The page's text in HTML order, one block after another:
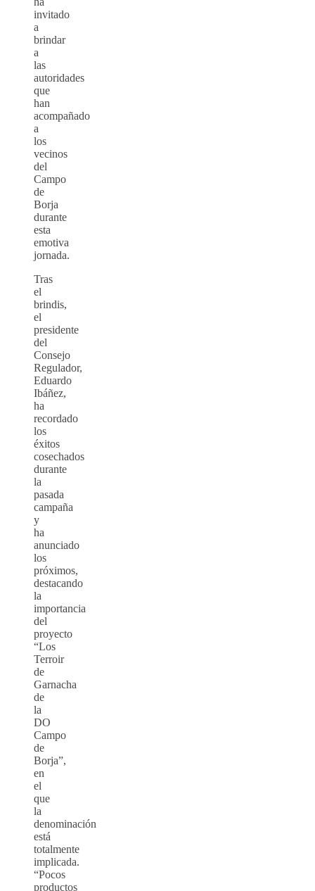
invitado
a
brindar
a
las
autoridades
que
han
acompañado
a
los
vecinos
del
Campo
de
Borja
durante
esta
emotiva
jornada.
Tras
el
brindis,
el
presidente
del
Consejo
Regulador,
Eduardo
Ibáñez,
ha
recordado
los
éxitos
cosechados
durante
la
pasada
campaña
y
ha
anunciado
los
próximos,
destacando
la
importancia
del
proyecto
“Los
Terroir
de
Garnacha
de
la
DO
Campo
de
Borja”,
en
el
que
la
denominación
está
totalmente
implicada.
“Pocos
productos